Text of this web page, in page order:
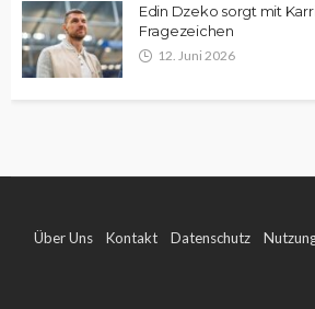
Edin Dzeko sorgt mit
Fragezeichen
12. Juni 2026
Über Uns Kontakt Datenschutz